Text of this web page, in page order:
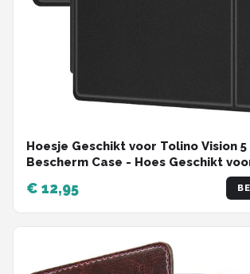
Hoesje Geschikt voor Tolino Vision 5
Bescherm Case - Hoes Geschikt
Vision 5 Hoes Book Cover - Zwart
€ 12,95